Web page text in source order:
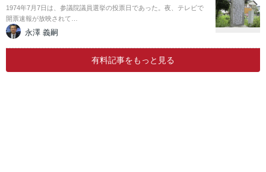
1974年7月7日は、参議院議員選挙の投票日であった。夜、テレビで
開票速報が放映されて…
永澤 義嗣
有料記事をもっと見る